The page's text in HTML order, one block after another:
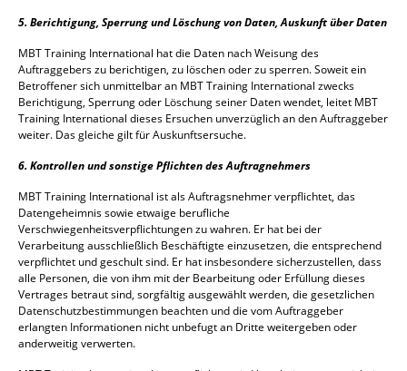
5. Berichtigung, Sperrung und Löschung von Daten, Auskunft über Daten
MBT Training International hat die Daten nach Weisung des
Auftraggebers zu berichtigen, zu löschen oder zu sperren. Soweit ein
Betroffener sich unmittelbar an MBT Training International zwecks
Berichtigung, Sperrung oder Löschung seiner Daten wendet, leitet MBT
Training International dieses Ersuchen unverzüglich an den Auftraggeber
weiter. Das gleiche gilt für Auskunftsersuche.
6. Kontrollen und sonstige Pflichten des Auftragnehmers
MBT Training International ist als Auftragsnehmer verpflichtet, das
Datengeheimnis sowie etwaige berufliche
Verschwiegenheitsverpflichtungen zu wahren. Er hat bei der
Verarbeitung ausschließlich Beschäftigte einzusetzen, die entsprechend
verpflichtet und geschult sind. Er hat insbesondere sicherzustellen, dass
alle Personen, die von ihm mit der Bearbeitung oder Erfüllung dieses
Vertrages betraut sind, sorgfältig ausgewählt werden, die gesetzlichen
Datenschutzbestimmungen beachten und die vom Auftraggeber
erlangten Informationen nicht unbefugt an Dritte weitergeben oder
anderweitig verwerten.